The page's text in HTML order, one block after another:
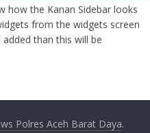
how the Kanan Sidebar looks
from the widgets screen
than this will be
Polres Aceh Barat Daya.